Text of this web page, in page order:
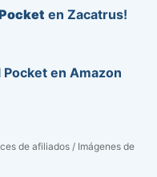
en Zacatrus!
en Amazon
de afiliados / Imágenes de